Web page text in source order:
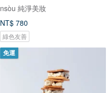
nsòu 純淨美妝
NT$ 780
綠色友善
免運